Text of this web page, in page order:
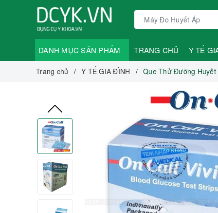
DANH MỤC SẢN PHẨM TRANG CHỦ Y TẾ
Trang chủ Y TẾ GIA ĐÌNH Que Thử Đường Huyết